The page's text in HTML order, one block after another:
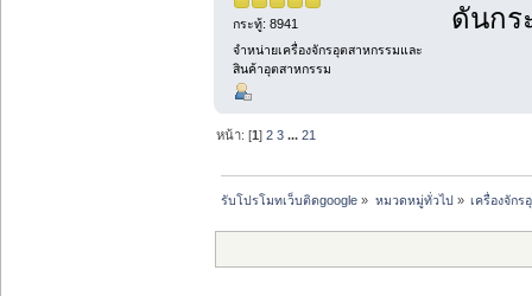
กระทู้: 8941
จำหน่ายเครื่องจักรอุตสาหกรรมและ
สินค้าอุตสาหกรรม
ดันก
หน้า: [1]2 3 ...21
รับโปรโมทเว็บติดgoogle » หมวดหมู่ทั่วไป» เครื่องจัก